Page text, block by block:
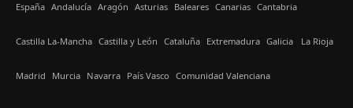
España Andalucía Aragón Asturias Baleares Canarias Cantabria
Castilla La-Mancha Castilla y León Cataluña Extremadura Galicia La Rioja
Madrid Murcia Navarra País Vasco Comunidad Valenciana